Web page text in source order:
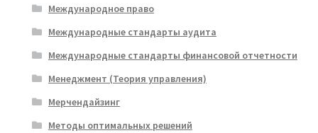
Международное право
Международные стандарты аудита
Международные стандарты финансовой отчетности
Менеджмент (Теория управления)
Мерчендайзинг
Методы оптимальных решений